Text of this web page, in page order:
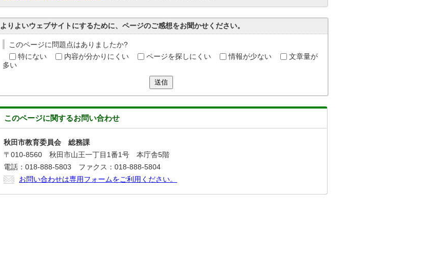
よりよいウェブサイトにするために、ページのご感想をお聞かせください。
このページに問題点はありましたか?
特にない
内容が分かりにくい ページを探しにくい 情報が少ない
文章量が
多い
送信
このページに関するお問い合わせ
秋田市教育委員会 総務課
〒010-8560 秋田市山王一丁目1番1号 本庁舎5階
電話：018-888-5803 ファクス：018-888-5804
お問い合わせは専用フォームをご利用ください。